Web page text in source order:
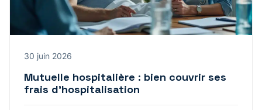
30 juin 2026
Mutuelle hospitalière : bien couvrir ses
frais d’hospitalisation